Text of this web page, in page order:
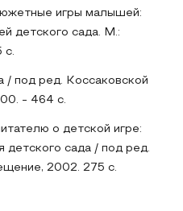
игры малышей:
детского сада. М.:
с.
/ под ред. Коссаковской
- 464 с.
о детской игре:
детского сада / под ред.
2002. 275 с.